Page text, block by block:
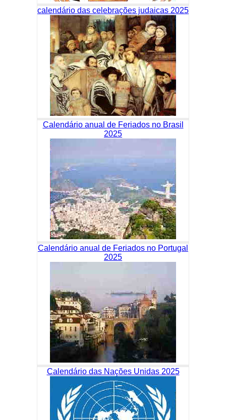
calendário das celebrações judaicas 2025
Calendário anual de Feriados no Brasil
2025
Calendário anual de Feriados no Portugal
2025
Calendário das Nações Unidas 2025